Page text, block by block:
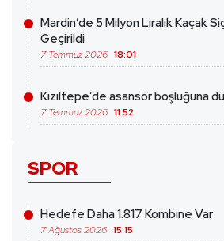
Mardin’de 5 Milyon Liralık Kaçak
Geçirildi
7 Temmuz 2026 18:01
Kızıltepe’de asansör boşluğuna
7 Temmuz 2026 11:52
SPOR
Hedefe Daha 1.817 Kombine Var
7 Ağustos 2026 15:15